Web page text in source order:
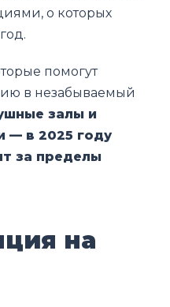
о которых
помогут
в незабываемый
залы и
— в 2025 году
за пределы
на